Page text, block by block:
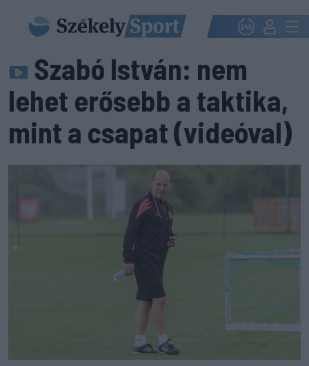
Szabó István: nem
lehet erősebb a taktika,
mint a csapat (videóval)